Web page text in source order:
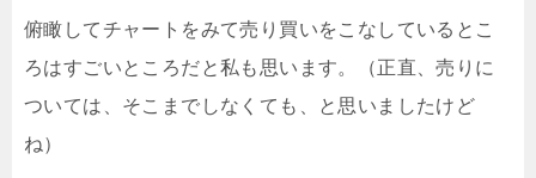
俯瞰してチャートをみて売り買いをこなしているとこ
ろはすごいところだと私も思います。（正直、売りに
ついては、そこまでしなくても、と思いましたけど
ね）